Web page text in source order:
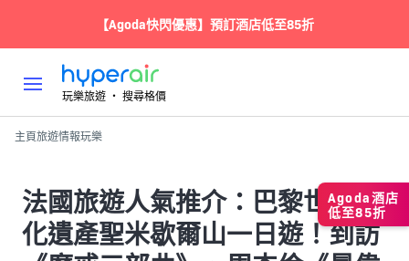
【Agoda快閃優惠】預訂酒店低至85折
玩樂旅遊 ‧ 搜尋格價
主頁旅遊情報玩樂
法國旅遊人氣推介：巴黎世界文
化遺產聖米歇爾山一日遊！到訪
Agoda酒店
低至85折